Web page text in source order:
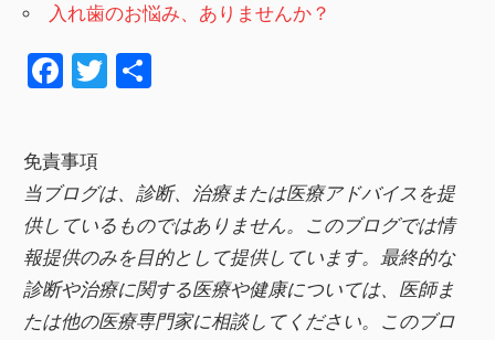
入れ歯のお悩み、ありませんか？
F
c
e
b
o
o
k
T
er
免責事項
当ブログは、診断、治療または医療アドバイスを提
供しているものではありません。このブログでは情
報提供のみを目的として提供しています。最終的な
診断や治療に関する医療や健康については、医師ま
たは他の医療専門家に相談してください。このブロ